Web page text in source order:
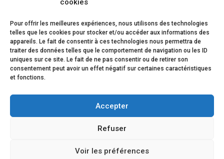
cookies
Pour offrir les meilleures expériences, nous utilisons des technologies
telles que les cookies pour stocker et/ou accéder aux informations des
appareils. Le fait de consentir à ces technologies nous permettra de
traiter des données telles que le comportement de navigation ou les ID
uniques sur ce site. Le fait de ne pas consentir ou de retirer son
consentement peut avoir un effet négatif sur certaines caractéristiques
et fonctions.
Accepter
Refuser
Voir les préférences
• Politique de confidentialité
Lanceurs d’alerte
© 2026 BRL Exploitation